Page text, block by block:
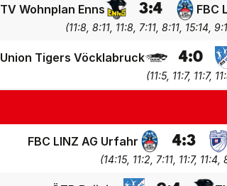
TV Wohnplan Enns 3:4 FBC
(11:8, 8:11, 11:8, 7:11, 8:11, 15:14,
Union Tigers Vöcklabruck 4:0
(11:5, 11:7, 11:7,
FBC LINZ AG Urfahr 4:3
(14:15, 11:2, 7:11, 11:7, 11:4,